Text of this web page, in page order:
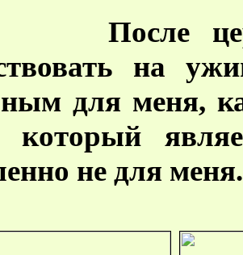
После
на
для меня,
который
не для меня.